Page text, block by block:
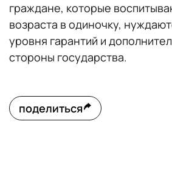
граждане, которые
возраста в одиночку,
уровня гарантий и
стороны государства.
поделиться